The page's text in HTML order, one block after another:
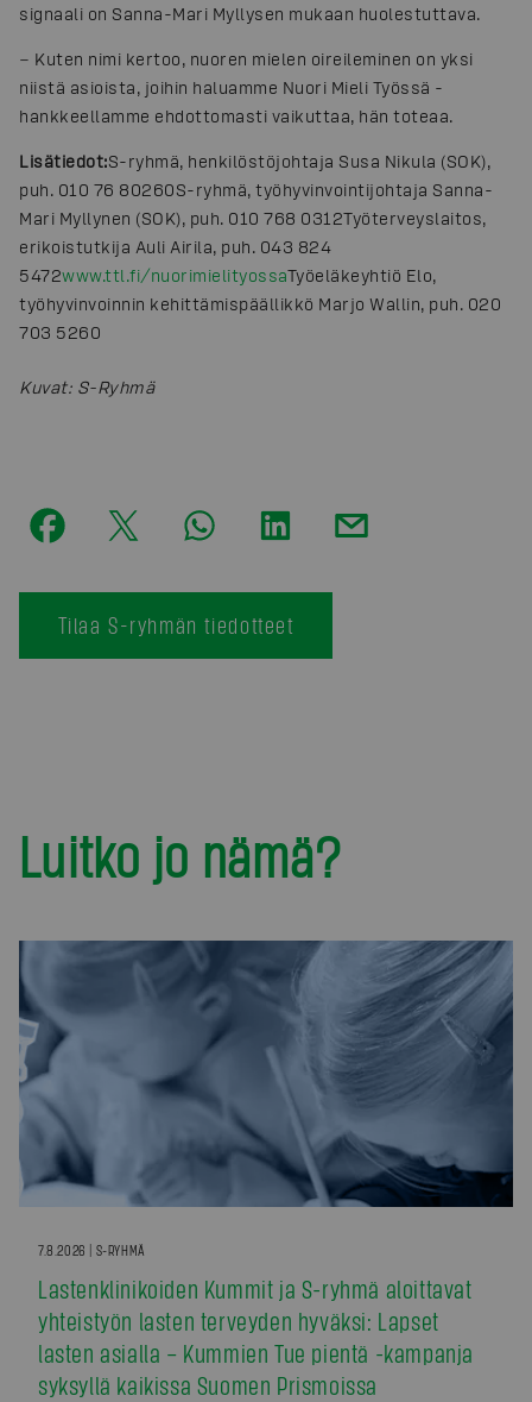
signaali on Sanna-Mari Myllysen mukaan huolestuttava.
− Kuten nimi kertoo, nuoren mielen oireileminen on yksi
niistä asioista, joihin haluamme Nuori Mieli Työssä -
hankkeellamme ehdottomasti vaikuttaa, hän toteaa.
Lisätiedot:S-ryhmä, henkilöstöjohtaja Susa Nikula (SOK),
puh. 010 76 80260S-ryhmä, työhyvinvointijohtaja Sanna-
Mari Myllynen (SOK), puh. 010 768 0312Työterveyslaitos,
erikoistutkija Auli Airila, puh. 043 824
5472www.ttl.fi/nuorimielityossaTyöeläkeyhtiö Elo,
työhyvinvoinnin kehittämispäällikkö Marjo Wallin, puh. 020
703 5260
Kuvat: S-Ryhmä
Tilaa S-ryhmän tiedotteet
Luitko jo nämä?
7.8.2026 | S-RYHMÄ
Lastenklinikoiden Kummit ja S-ryhmä aloittavat
yhteistyön lasten terveyden hyväksi: Lapset
lasten asialla – Kummien Tue pientä -kampanja
syksyllä kaikissa Suomen Prismoissa